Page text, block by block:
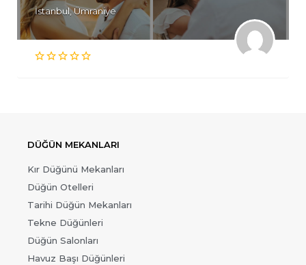
İstanbul, Ümraniye
DÜĞÜN MEKANLARI
Kır Düğünü Mekanları
Düğün Otelleri
Tarihi Düğün Mekanları
Tekne Düğünleri
Düğün Salonları
Havuz Başı Düğünleri